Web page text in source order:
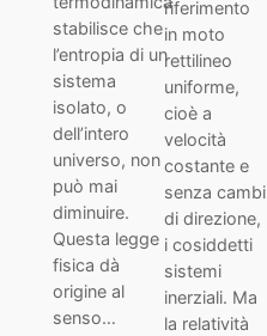
stabilisce che
l’entropia di un
sistema
isolato, o
dell’intero
universo, non
può mai
diminuire.
Questa legge
fisica dà
origine al
senso…
riferimento
in moto
rettilineo
uniforme,
cioè a
velocità
costante e
senza cambi
di direzione,
i cosiddetti
sistemi
inerziali. Ma
la relatività